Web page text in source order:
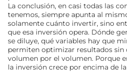
La conclusión, en casi todas las
tenemos, siempre apunta al
solamente cuánto invertir, sino
que esa inversión opera. Dónde
se diluye, qué variables hay que
permiten optimizar resultados sin
volumen por el volumen. Porque
la inversión crece por encima de